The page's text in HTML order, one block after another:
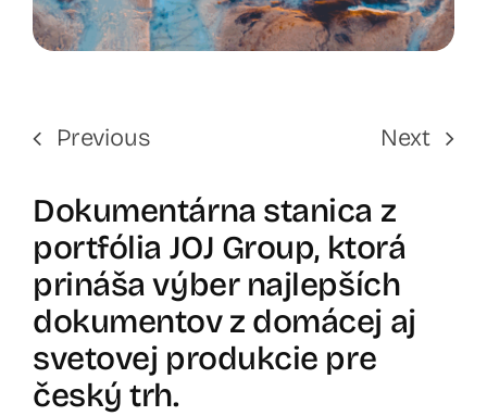
Previous Next
Dokumentárna stanica z
portfólia JOJ Group, ktorá
prináša výber najlepších
dokumentov z domácej aj
svetovej produkcie pre
český trh.